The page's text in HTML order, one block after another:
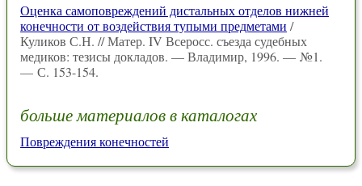
Оценка самоповреждений дистальных отделов нижней
конечности от воздействия тупыми предметами /
Куликов С.Н. // Матер. IV Всеросс. съезда судебных
медиков: тезисы докладов. — Владимир, 1996. — №1.
— С. 153-154.
больше материалов в каталогах
Повреждения конечностей